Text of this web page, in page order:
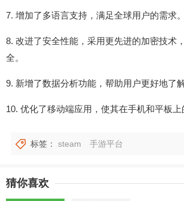
7. 增加了多语言支持，满足全球用户的需求。
8. 改进了安全性能，采用更先进的加密技术
全。
9. 新增了数据分析功能，帮助用户更好地了
10. 优化了移动端应用，使其在手机和平板上
标签： steam 手游平台
猜你喜欢